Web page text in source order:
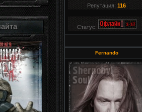
Репутация:116
Статус:
Fernando